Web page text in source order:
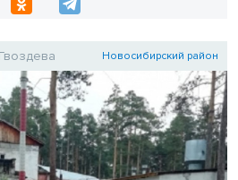
Новосибирский район